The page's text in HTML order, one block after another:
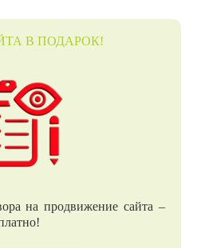
В ПОДАРОК!
на продвижение сайта –